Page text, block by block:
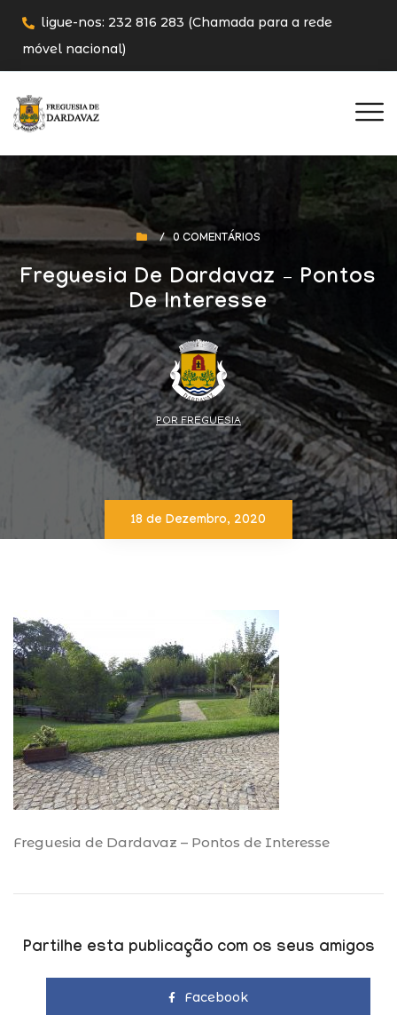
ligue-nos: 232 816 283 (Chamada para a rede
móvel nacional)
/0 COMENTÁRIOS
Freguesia De Dardavaz – Pontos
De Interesse
POR FREGUESIA
18 de Dezembro, 2020
Freguesia de Dardavaz – Pontos de Interesse
Partilhe esta publicação com os seus amigos
Facebook